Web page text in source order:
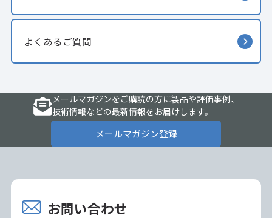
よくあるご質問
メールマガジンをご購読の方に製品や評価事例、
技術情報などの最新情報をお届けします。
メールマガジン登録
お問い合わせ